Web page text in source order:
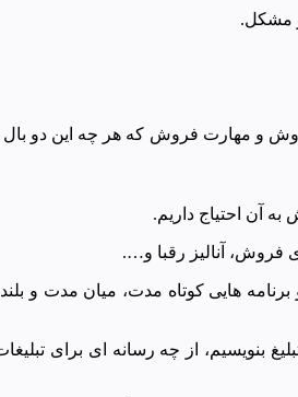
مشکل.
و مهارت فروش که هر چه این دو
آن احتیاج داریم.
فروش، آنالیز رقبا و….
هایی کوتاه مدت، میان مدت و
بنویسیم، از چه رسانه ای برای